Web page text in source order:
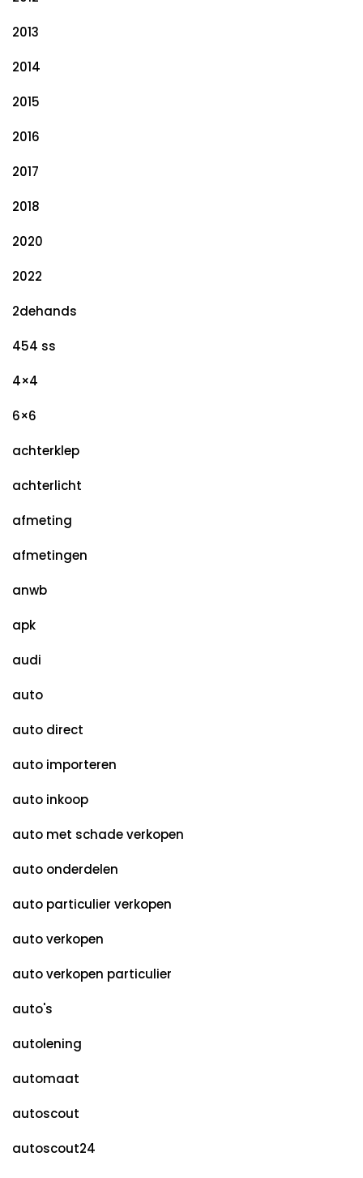
2013
2014
2015
2016
2017
2018
2020
2022
2dehands
454 ss
4×4
6×6
achterklep
achterlicht
afmeting
afmetingen
anwb
apk
audi
auto
auto direct
auto importeren
auto inkoop
auto met schade verkopen
auto onderdelen
auto particulier verkopen
auto verkopen
auto verkopen particulier
auto's
autolening
automaat
autoscout
autoscout24